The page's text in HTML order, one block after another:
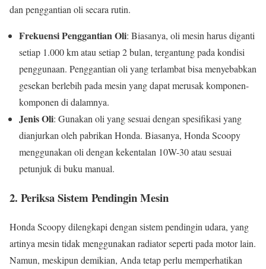
dan penggantian oli secara rutin.
Frekuensi Penggantian Oli: Biasanya, oli mesin harus diganti
setiap 1.000 km atau setiap 2 bulan, tergantung pada kondisi
penggunaan. Penggantian oli yang terlambat bisa menyebabkan
gesekan berlebih pada mesin yang dapat merusak komponen-
komponen di dalamnya.
Jenis Oli: Gunakan oli yang sesuai dengan spesifikasi yang
dianjurkan oleh pabrikan Honda. Biasanya, Honda Scoopy
menggunakan oli dengan kekentalan 10W-30 atau sesuai
petunjuk di buku manual.
2. Periksa Sistem Pendingin Mesin
Honda Scoopy dilengkapi dengan sistem pendingin udara, yang
artinya mesin tidak menggunakan radiator seperti pada motor lain.
Namun, meskipun demikian, Anda tetap perlu memperhatikan